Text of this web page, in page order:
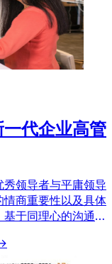
代企业高管
领导者与平庸领导
商重要性以及具体
于同理心的沟通、